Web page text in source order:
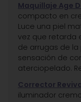
Maquillaje Age
compacto en
Luce una piel
vez que retarda
de arrugas de la
sensación de
aterciopelado.
Corrector
iluminador